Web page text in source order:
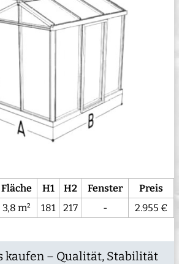
Fläche H1 H2 Fenster
Preis
3,8 m² 181 217 - 2.955 €
kaufen – Qualität, Stabilität